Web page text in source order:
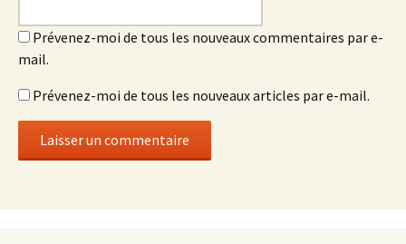
Prévenez-moi de tous les nouveaux commentaires par e-
mail.
Prévenez-moi de tous les nouveaux articles par e-mail.